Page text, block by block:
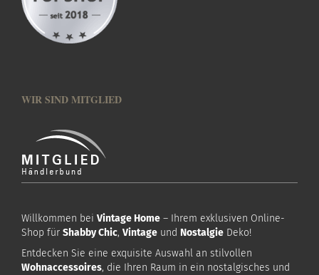
WIR SIND MITGLIED
Willkommen bei Vintage Home – Ihrem exklusiven Online-
Shop für Shabby Chic, Vintage und Nostalgie Deko!
Entdecken Sie eine exquisite Auswahl an stilvollen
Wohnaccessoires, die Ihren Raum in ein nostalgisches und